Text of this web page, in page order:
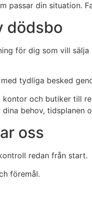
passar din situation.
dödsbo
för dig som vill
tydliga besked
och butiker till
behov, tidsplanen
oss
redan från start.
föremål.